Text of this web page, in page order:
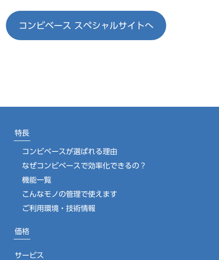
コンビベース スペシャルサイトへ
特長
コンビベースが選ばれる理由
なぜコンビベースで効率化できるの？
機能一覧
こんなモノの管理で使えます
ご利用環境・技術情報
価格
サービス